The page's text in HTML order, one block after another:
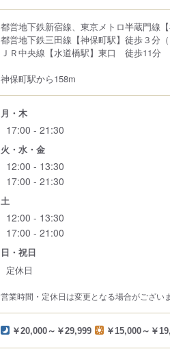
都営地下鉄新宿線、東京メトロ半蔵門線
都営地下鉄三田線【神保町駅】徒歩３分（
ＪＲ中央線【水道橋駅】東口 徒歩11分
神保町駅から158m
月・木
17:00 - 21:30
火・水・金
12:00 - 13:30
17:00 - 21:30
土
12:00 - 13:30
17:00 - 21:00
日・祝日
定休日
営業時間・定休日は変更となる場合がござい
￥20,000～￥29,999 ￥15,000～￥